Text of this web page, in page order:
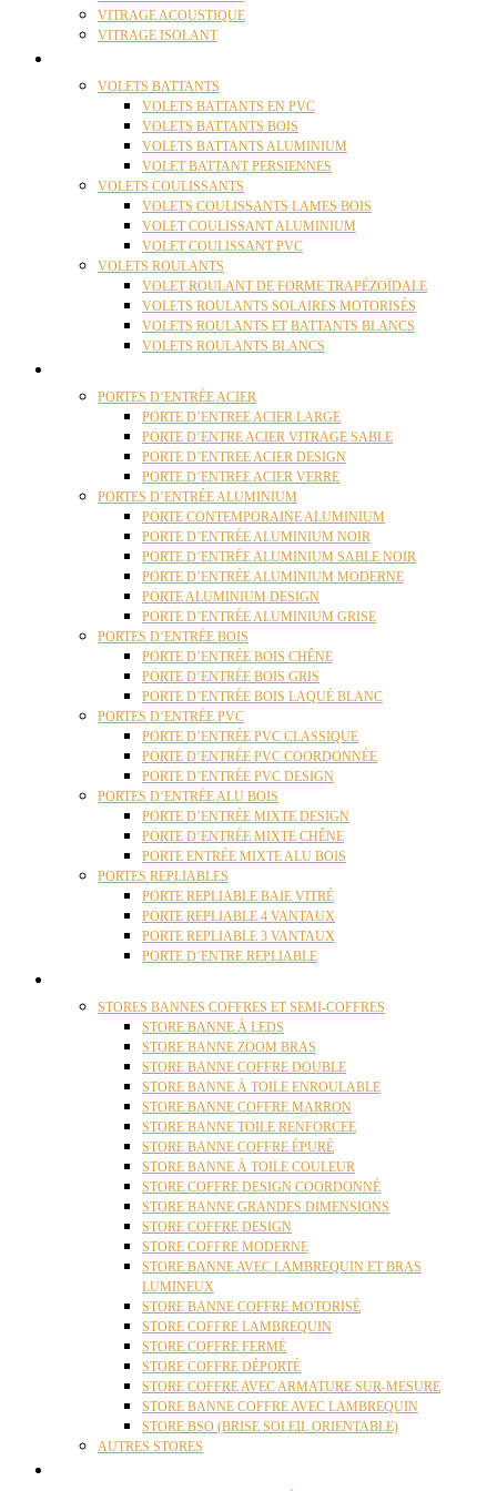
VITRAGE ACOUSTIQUE
VITRAGE ISOLANT
VOLETS BATTANTS
VOLETS BATTANTS EN PVC
VOLETS BATTANTS BOIS
VOLETS BATTANTS ALUMINIUM
VOLET BATTANT PERSIENNES
VOLETS COULISSANTS
VOLETS COULISSANTS LAMES BOIS
VOLET COULISSANT ALUMINIUM
VOLET COULISSANT PVC
VOLETS ROULANTS
VOLET ROULANT DE FORME TRAPÉZOÏDALE
VOLETS ROULANTS SOLAIRES MOTORISÉS
VOLETS ROULANTS ET BATTANTS BLANCS
VOLETS ROULANTS BLANCS
PORTES D’ENTRÉE ACIER
PORTE D’ENTREE ACIER LARGE
PORTE D’ENTRE ACIER VITRAGE SABLE
PORTE D’ENTREE ACIER DESIGN
PORTE D’ENTREE ACIER VERRE
PORTES D’ENTRÉE ALUMINIUM
PORTE CONTEMPORAINE ALUMINIUM
PORTE D’ENTRÉE ALUMINIUM NOIR
PORTE D’ENTRÉE ALUMINIUM SABLE NOIR
PORTE D’ENTRÉE ALUMINIUM MODERNE
PORTE ALUMINIUM DESIGN
PORTE D’ENTRÉE ALUMINIUM GRISE
PORTES D’ENTRÉE BOIS
PORTE D’ENTRÉE BOIS CHÊNE
PORTE D’ENTRÉE BOIS GRIS
PORTE D’ENTRÉE BOIS LAQUÉ BLANC
PORTES D’ENTRÉE PVC
PORTE D’ENTRÉE PVC CLASSIQUE
PORTE D’ENTRÉE PVC COORDONNÉE
PORTE D’ENTRÉE PVC DESIGN
PORTES D’ENTRÉE ALU BOIS
PORTE D’ENTRÉE MIXTE DESIGN
PORTE D’ENTRÉE MIXTE CHÊNE
PORTE ENTRÉE MIXTE ALU BOIS
PORTES REPLIABLES
PORTE REPLIABLE BAIE VITRÉ
PORTE REPLIABLE 4 VANTAUX
PORTE REPLIABLE 3 VANTAUX
PORTE D’ENTRE REPLIABLE
STORES BANNES COFFRES ET SEMI-COFFRES
STORE BANNE À LEDS
STORE BANNE ZOOM BRAS
STORE BANNE COFFRE DOUBLE
STORE BANNE À TOILE ENROULABLE
STORE BANNE COFFRE MARRON
STORE BANNE TOILE RENFORCEE
STORE BANNE COFFRE ÉPURÉ
STORE BANNE À TOILE COULEUR
STORE COFFRE DESIGN COORDONNÉ
STORE BANNE GRANDES DIMENSIONS
STORE COFFRE DESIGN
STORE COFFRE MODERNE
STORE BANNE AVEC LAMBREQUIN ET BRAS
LUMINEUX
STORE BANNE COFFRE MOTORISÉ
STORE COFFRE LAMBREQUIN
STORE COFFRE FERMÉ
STORE COFFRE DÉPORTÉ
STORE COFFRE AVEC ARMATURE SUR-MESURE
STORE BANNE COFFRE AVEC LAMBREQUIN
STORE BSO (BRISE SOLEIL ORIENTABLE)
AUTRES STORES